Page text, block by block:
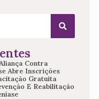
Contra
Abre Inscrições
Gratuita
E Reabilitação